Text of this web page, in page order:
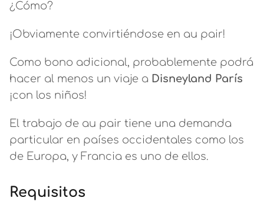
¿Cómo?
¡Obviamente convirtiéndose en au pair!
Como bono adicional, probablemente podrá
hacer al menos un viaje a Disneyland París
¡con los niños!
El trabajo de au pair tiene una demanda
particular en países occidentales como los
de Europa, y Francia es uno de ellos.
Requisitos